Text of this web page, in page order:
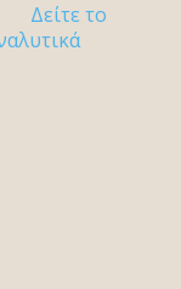
Δείτε το